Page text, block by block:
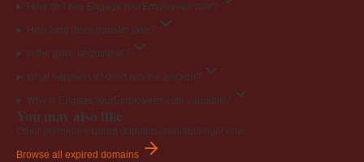
How do I buy EngageYourEmployees.com?
How long does transfer take?
Is the price negotiable?
What happens if I don't win the auction?
Why is EngageYourEmployees.com valuable?
You may also like
Other premium expired domains available right now.
Browse all expired domains